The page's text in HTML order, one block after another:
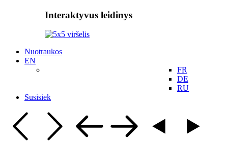
Interaktyvus leidinys
Nuotraukos
EN
FR
DE
RU
Susisiek